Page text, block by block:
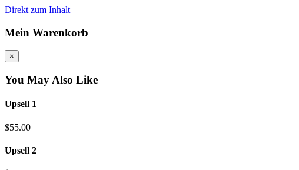
Direkt zum Inhalt
Mein Warenkorb
×
You May Also Like
Upsell 1
$55.00
Upsell 2